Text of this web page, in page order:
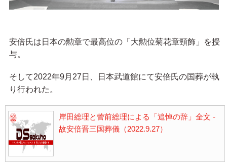
安倍氏は日本の勲章で最高位の「大勲位菊花章頸飾」を授
与。
そして2022年9月27日、日本武道館にて安倍氏の国葬が執
り行われた。
岸田総理と菅前総理による「追悼の辞」全文 -
故安倍晋三国葬儀（2022.9.27）